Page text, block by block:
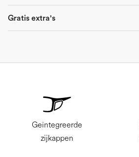
Gratis extra's
Geïntegreerde
zijkappen